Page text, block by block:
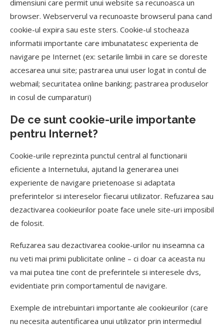
dimensiuni care permit unui website sa recunoasca un
browser. Webserverul va recunoaste browserul pana cand
cookie-ul expira sau este sters. Cookie-ul stocheaza
informatii importante care imbunatatesc experienta de
navigare pe Internet (ex: setarile limbii in care se doreste
accesarea unui site; pastrarea unui user logat in contul de
webmail; securitatea online banking; pastrarea produselor
in cosul de cumparaturi)
De ce sunt cookie-urile importante
pentru Internet?
Cookie-urile reprezinta punctul central al functionarii
eficiente a Internetului, ajutand la generarea unei
experiente de navigare prietenoase si adaptata
preferintelor si intereselor fiecarui utilizator. Refuzarea sau
dezactivarea cookieurilor poate face unele site-uri imposibil
de folosit.
Refuzarea sau dezactivarea cookie-urilor nu inseamna ca
nu veti mai primi publicitate online – ci doar ca aceasta nu
va mai putea tine cont de preferintele si interesele dvs,
evidentiate prin comportamentul de navigare.
Exemple de intrebuintari importante ale cookieurilor (care
nu necesita autentificarea unui utilizator prin intermediul